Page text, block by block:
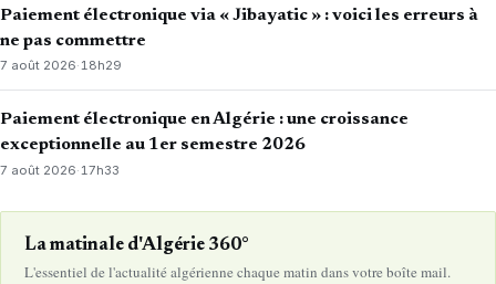
Paiement électronique via « Jibayatic » : voici les erreurs à
ne pas commettre
7 août 2026·18h29
Paiement électronique en Algérie : une croissance
exceptionnelle au 1er semestre 2026
7 août 2026·17h33
La matinale d'Algérie 360°
L'essentiel de l'actualité algérienne chaque matin dans votre boîte mail.